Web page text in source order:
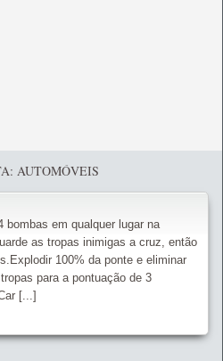
AUTOMÓVEIS
bombas em qualquer lugar na
as tropas inimigas a cruz, então
100% da ponte e eliminar
para a pontuação de 3
[...]